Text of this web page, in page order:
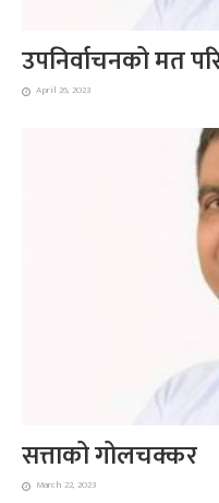
उपनिर्वाचनको मत
April 26, 2023
सत्ताको गोलचक्कर
March 22, 2023